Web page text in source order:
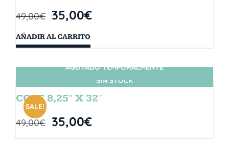
49,00€ 35,00€
AÑADIR AL CARRITO
SIN STOCK
SALE!
AGOTADO TEMPORALMENTE
CORE 8,25″ X 32″
49,00€ 35,00€